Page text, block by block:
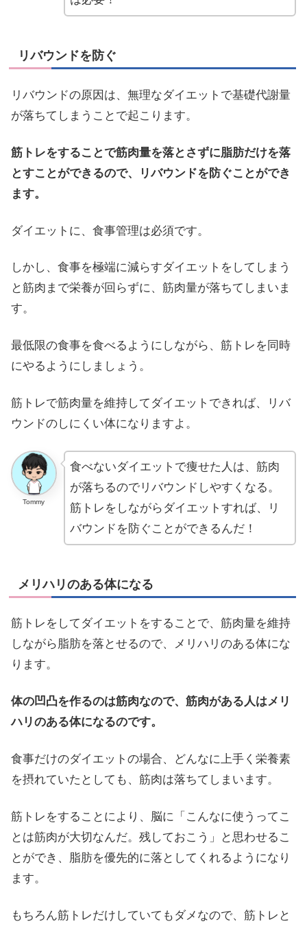
リバウンドを防ぐ
リバウンドの原因は、無理なダイエットで基礎代謝量
が落ちてしまうことで起こります。
筋トレをすることで筋肉量を落とさずに脂肪だけを落
とすことができるので、リバウンドを防ぐことができ
ます。
ダイエットに、食事管理は必須です。
しかし、食事を極端に減らすダイエットをしてしまう
と筋肉まで栄養が回らずに、筋肉量が落ちてしまいま
す。
最低限の食事を食べるようにしながら、筋トレを同時
にやるようにしましょう。
筋トレで筋肉量を維持してダイエットできれば、リバ
ウンドのしにくい体になりますよ。
Tommy
食べないダイエットで痩せた人は、筋肉
が落ちるのでリバウンドしやすくなる。
筋トレをしながらダイエットすれば、リ
バウンドを防ぐことができるんだ！
メリハリのある体になる
筋トレをしてダイエットをすることで、筋肉量を維持
しながら脂肪を落とせるので、メリハリのある体にな
ります。
体の凹凸を作るのは筋肉なので、筋肉がある人はメリ
ハリのある体になるのです。
食事だけのダイエットの場合、どんなに上手く栄養素
を摂れていたとしても、筋肉は落ちてしまいます。
筋トレをすることにより、脳に「こんなに使うってこ
とは筋肉が大切なんだ。残しておこう」と思わせるこ
とができ、脂肪を優先的に落としてくれるようになり
ます。
もちろん筋トレだけしていてもダメなので、筋トレと